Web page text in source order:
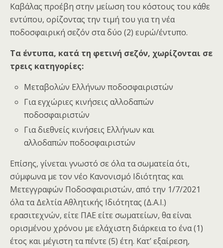
Καβάλας προέβη στην μείωση του κόστους του κάθε
εντύπου, ορίζοντας την τιμή του για τη νέα
ποδοσφαιρική σεζόν στα δύο (2) ευρώ/έντυπο.
Τα έντυπα, κατά τη φετινή σεζόν, χωρίζονται σε
τρεις κατηγορίες:
Μεταβολών Ελλήνων ποδοσφαιριστών
Για εγχώριες κινήσεις αλλοδαπών
ποδοσφαιριστών
Για διεθνείς κινήσεις Ελλήνων και
αλλοδαπών ποδοσφαιριστών
Επίσης, γίνεται γνωστό σε όλα τα σωματεία ότι,
σύμφωνα με τον νέο Κανονισμό Ιδιότητας και
Μετεγγραφών Ποδοσφαιριστών, από την 1/7/2021
όλα τα Δελτία Αθλητικής Ιδιότητας (Δ.Α.Ι.)
ερασιτεχνών, είτε ΠΑΕ είτε σωματείων, θα είναι
ορισμένου χρόνου με ελάχιστη διάρκεια το ένα (1)
έτος και μέγιστη τα πέντε (5) έτη. Κατ’ εξαίρεση,